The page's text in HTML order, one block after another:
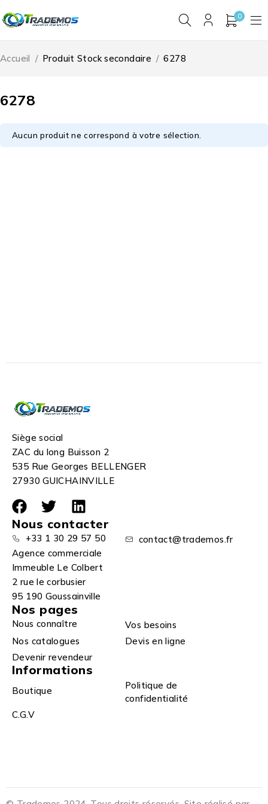
0
6278
Accueil / Produit Stock secondaire / 6278
Aucun produit ne correspond à votre sélection.
Siège social
ZAC du long Buisson 2
535 Rue Georges BELLENGER
27930 GUICHAINVILLE
Nous contacter
+33 1 30 29 57 50
contact@trademos.fr
Agence commerciale
Immeuble Le Colbert
2 rue le corbusier
95 190 Goussainville
Nos pages
Nous connaître
Vos besoins
Nos catalogues
Devis en ligne
Devenir revendeur
Informations
Boutique
Politique de
confidentialité
C.G.V